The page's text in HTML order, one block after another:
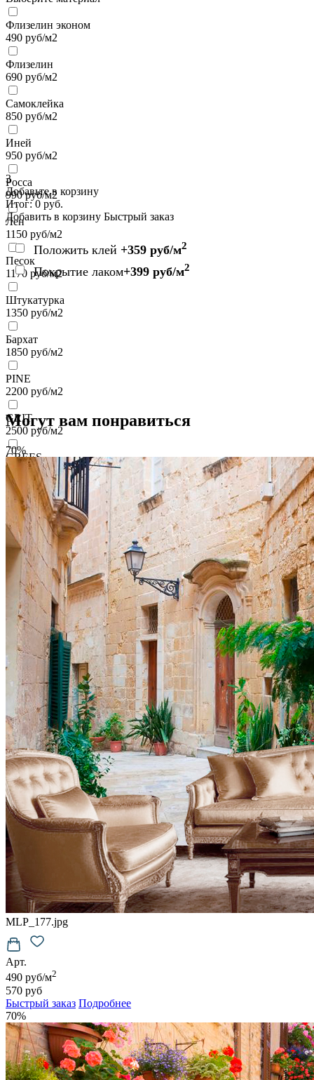
Флизелин эконом
490 руб/м2
Флизелин
690 руб/м2
Самоклейка
850 руб/м2
Иней
950 руб/м2
Росса
990руб/м2
Лен
1150 руб/м2
Песок
1170 руб/м2
Штукатурка
1350 руб/м2
Бархат
1850 руб/м2
PINE
2200 руб/м2
GRIT
2500 руб/м2
GREES
2500 руб/м2
VELOURS
2700руб/м2
VENTO
3700руб/м2
BRISE
4100руб/м2
CARRETO
4500руб/м2
KROSTA
4800
руб/м2
STRADO
6500руб/м2
Подробнее о материалах
3
Добавьте в корзину
Итог:0 руб.
Добавить в корзину Быстрый заказ
Положить клей +359 руб/м2
Покрытие лаком+399 руб/м2
Могут вам понравиться
70%
MLP_177.jpg
Арт.
490 руб/м2
570 руб
Быстрый заказ Подробнее
70%